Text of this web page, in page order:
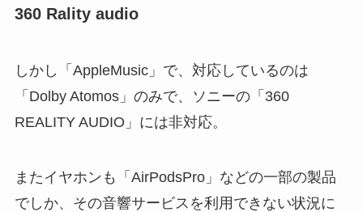
360 Rality audio
しかし「AppleMusic」で、対応しているのは
「Dolby Atomos」のみで、ソニーの「360
REALITY AUDIO」には非対応。
またイヤホンも「AirPodsPro」などの一部の製品
でしか、その音響サービスを利用できない状況に